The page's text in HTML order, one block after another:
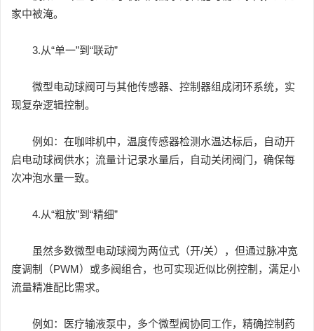
家中被淹。
3.从“单一”到“联动”
微型电动球阀可与其他传感器、控制器组成闭环系统，实
现复杂逻辑控制。
例如：在咖啡机中，温度传感器检测水温达标后，自动开
启电动球阀供水；流量计记录水量后，自动关闭阀门，确保每
次冲泡水量一致。
4.从“粗放”到“精细”
虽然多数微型电动球阀为两位式（开/关），但通过脉冲宽
度调制（PWM）或多阀组合，也可实现近似比例控制，满足小
流量精准配比需求。
例如：医疗输液泵中，多个微型阀协同工作，精确控制药